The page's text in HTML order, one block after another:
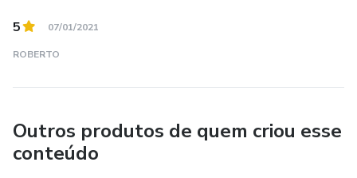
5 07/01/2021
ROBERTO
Outros produtos de quem criou esse
conteúdo